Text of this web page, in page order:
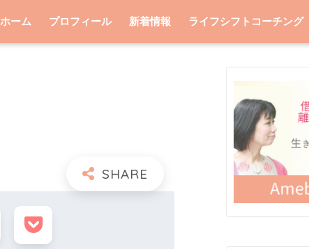
ホーム プロフィール 新着情報 ライフシフトコーチング